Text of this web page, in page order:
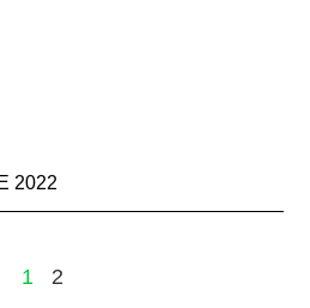
2022
1 2